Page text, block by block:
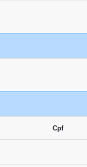
Cpf